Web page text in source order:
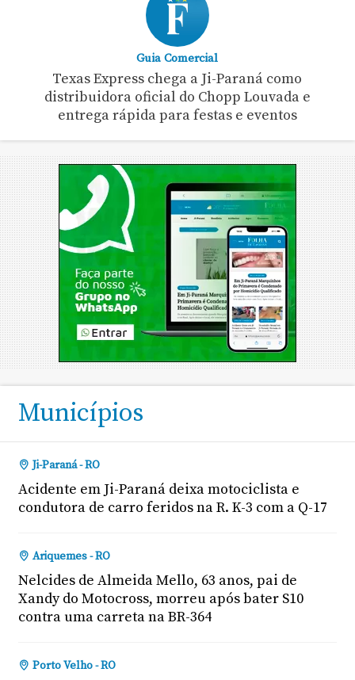
Guia Comercial
Texas Express chega a Ji-Paraná como
distribuidora oficial do Chopp Louvada e
entrega rápida para festas e eventos
Municípios
Ji-Paraná - RO
Acidente em Ji-Paraná deixa motociclista e
condutora de carro feridos na R. K-3 com a Q-17
Ariquemes - RO
Nelcides de Almeida Mello, 63 anos, pai de
Xandy do Motocross, morreu após bater S10
contra uma carreta na BR-364
Porto Velho - RO